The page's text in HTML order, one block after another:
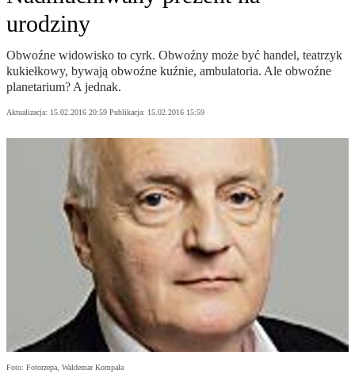
urodziny
Obwoźne widowisko to cyrk. Obwoźny może być handel, teatrzyk
kukiełkowy, bywają obwoźne kuźnie, ambulatoria. Ale obwoźne
planetarium? A jednak.
Aktualizacja: 15.02.2016 20:59 Publikacja: 15.02.2016 15:59
Foto: Fotorzepa, Waldemar Kompała